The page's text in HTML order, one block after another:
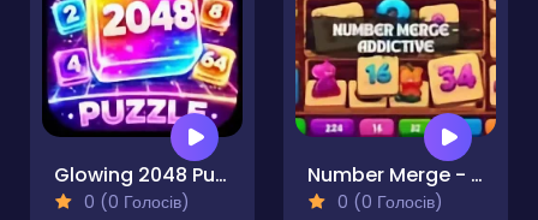
Glowing 2048 Puzzle
0 (0 Голосів)
Number Merge - Addictive
0 (0 Голосів)